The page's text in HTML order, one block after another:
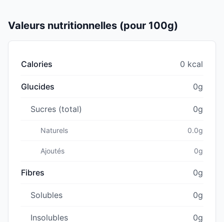
Valeurs nutritionnelles (pour 100g)
Calories 0 kcal
Glucides 0g
Sucres (total) 0g
Naturels 0.0g
Ajoutés 0g
Fibres 0g
Solubles 0g
Insolubles 0g